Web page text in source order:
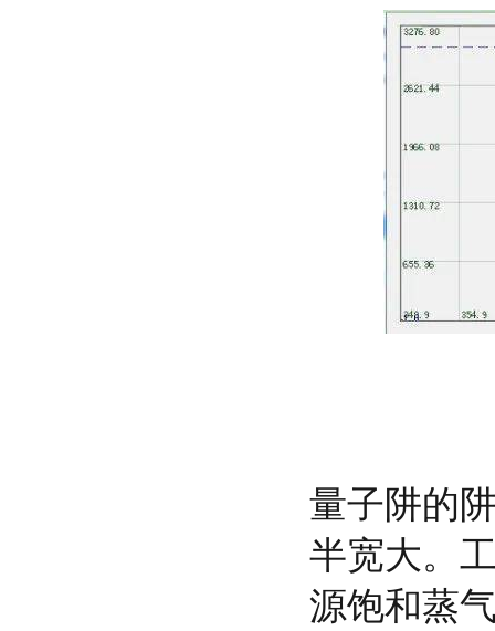
量子阱的
半宽大。
源饱和蒸